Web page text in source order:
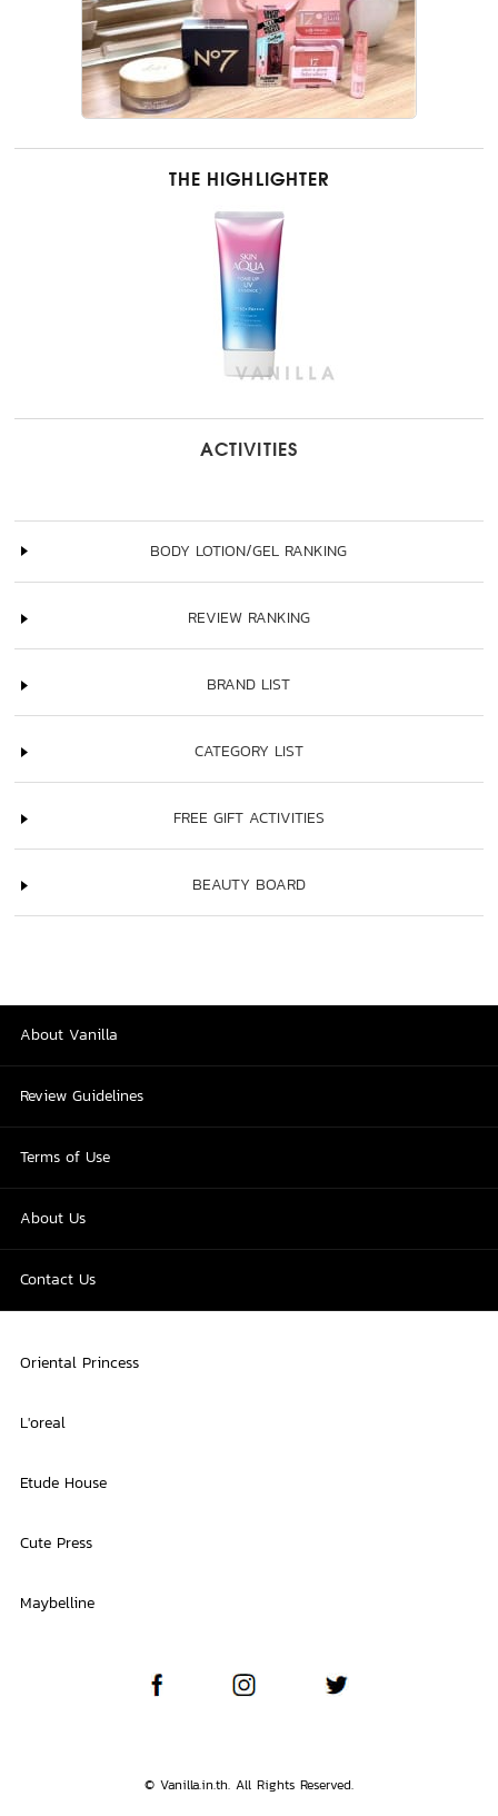
THE HIGHLIGHTER
ACTIVITIES
BODY LOTION/GEL RANKING
REVIEW RANKING
BRAND LIST
CATEGORY LIST
FREE GIFT ACTIVITIES
BEAUTY BOARD
About Vanilla
Review Guidelines
Terms of Use
About Us
Contact Us
Oriental Princess
L'oreal
Etude House
Cute Press
Maybelline
© Vanilla.in.th. All Rights Reserved.